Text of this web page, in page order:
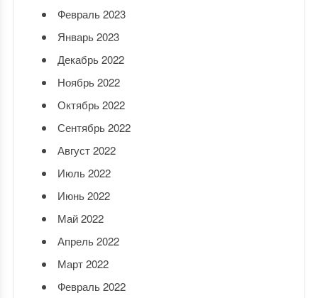
Февраль 2023
Январь 2023
Декабрь 2022
Ноябрь 2022
Октябрь 2022
Сентябрь 2022
Август 2022
Июль 2022
Июнь 2022
Май 2022
Апрель 2022
Март 2022
Февраль 2022